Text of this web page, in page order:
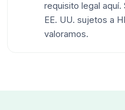
requisito legal aquí.
EE. UU. sujetos a
valoramos.